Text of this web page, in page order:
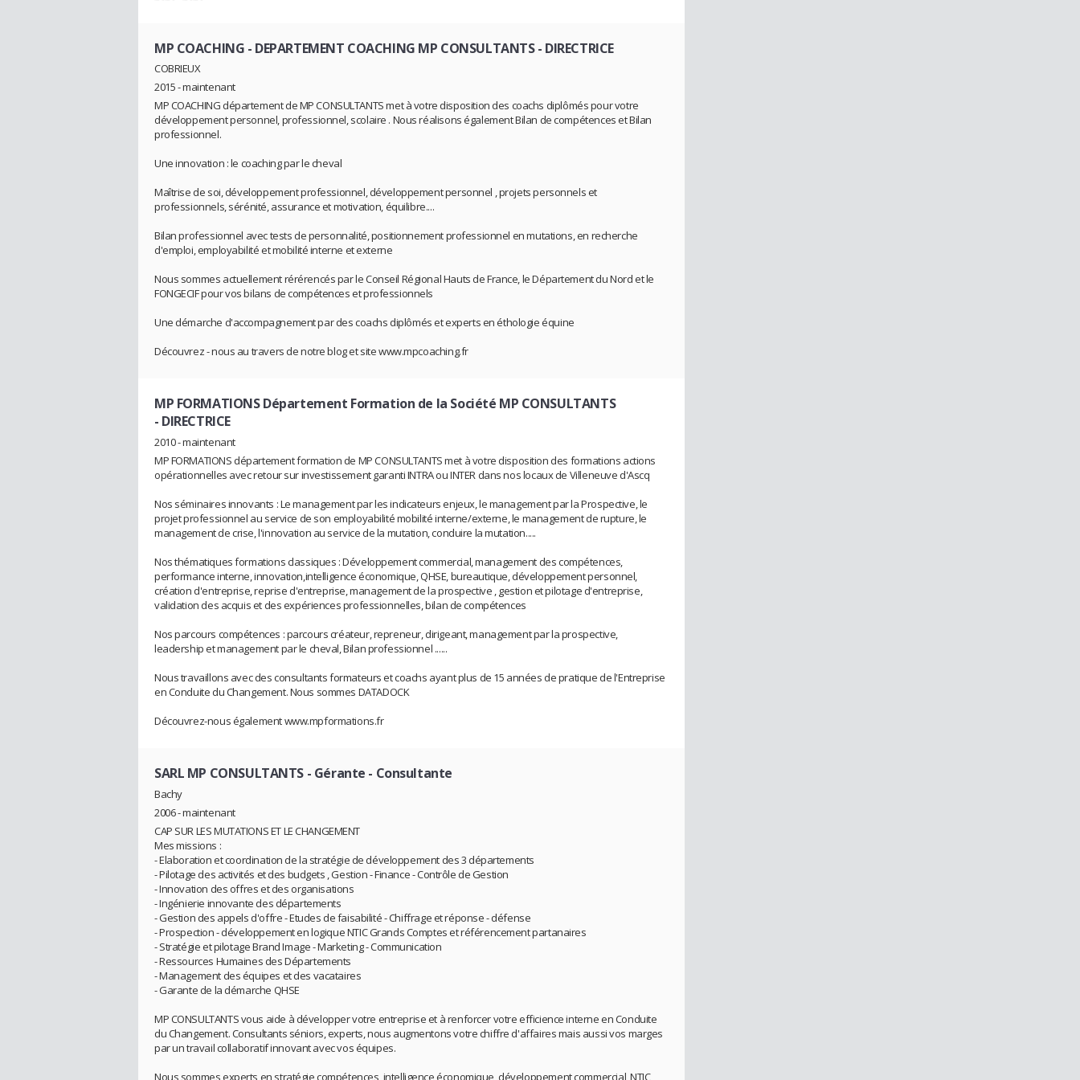
MP COACHING - DEPARTEMENT COACHING MP CONSULTANTS- DIRECTRICE
COBRIEUX
2015 - maintenant
MP COACHING département de MP CONSULTANTS met à votre disposition des coachs diplômés pour votre
développement personnel, professionnel, scolaire . Nous réalisons également Bilan de compétences et Bilan
professionnel.
Une innovation : le coaching par le cheval
Maîtrise de soi, développement professionnel, développement personnel , projets personnels et
professionnels, sérénité, assurance et motivation, équilibre....
Bilan professionnel avec tests de personnalité, positionnement professionnel en mutations, en recherche
d'emploi, employabilité et mobilité interne et externe
Nous sommes actuellement rérérencés par le Conseil Régional Hauts de France, le Département du Nord et le
FONGECIF pour vos bilans de compétences et professionnels
Une démarche d'accompagnement par des coachs diplômés et experts en éthologie équine
Découvrez - nous au travers de notre blog et site www.mpcoaching.fr
MP FORMATIONS Département Formation de la Société MP CONSULTANTS
- DIRECTRICE
2010 - maintenant
MP FORMATIONS département formation de MP CONSULTANTS met à votre disposition des formations actions
opérationnelles avec retour sur investissement garanti INTRA ou INTER dans nos locaux de Villeneuve d'Ascq
Nos séminaires innovants : Le management par les indicateurs enjeux, le management par la Prospective, le
projet professionnel au service de son employabilité mobilité interne/externe, le management de rupture, le
management de crise, l'innovation au service de la mutation, conduire la mutation.....
Nos thématiques formations classiques : Développement commercial, management des compétences,
performance interne, innovation,intelligence économique, QHSE, bureautique, développement personnel,
création d'entreprise, reprise d'entreprise, management de la prospective , gestion et pilotage d'entreprise,
validation des acquis et des expériences professionnelles, bilan de compétences
Nos parcours compétences : parcours créateur, repreneur, dirigeant, management par la prospective,
leadership et management par le cheval, Bilan professionnel ......
Nous travaillons avec des consultants formateurs et coachs ayant plus de 15 années de pratique de l'Entreprise
en Conduite du Changement. Nous sommes DATADOCK
Découvrez-nous également www.mpformations.fr
SARL MP CONSULTANTS - Gérante - Consultante
Bachy
2006 - maintenant
CAP SUR LES MUTATIONS ET LE CHANGEMENT
Mes missions :
- Elaboration et coordination de la stratégie de développement des 3 départements
- Pilotage des activités et des budgets , Gestion - Finance - Contrôle de Gestion
- Innovation des offres et des organisations
- Ingénierie innovante des départements
- Gestion des appels d'offre - Etudes de faisabilité - Chiffrage et réponse - défense
- Prospection - développement en logique NTIC Grands Comptes et référencement partanaires
- Stratégie et pilotage Brand Image - Marketing - Communication
- Ressources Humaines des Départements
- Management des équipes et des vacataires
- Garante de la démarche QHSE
MP CONSULTANTS vous aide à développer votre entreprise et à renforcer votre efficience interne en Conduite
du Changement. Consultants séniors, experts, nous augmentons votre chiffre d'affaires mais aussi vos marges
par un travail collaboratif innovant avec vos équipes.
Nous sommes experts en stratégie compétences, intelligence économique, développement commercial, NTIC,